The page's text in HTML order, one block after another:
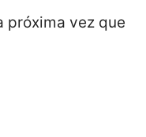
próxima vez que